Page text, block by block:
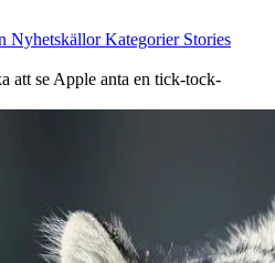
NyhetskällorKategorier Stories
att se Apple anta en tick-tock-